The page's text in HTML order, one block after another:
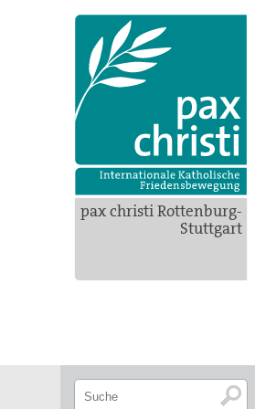
pax christi Rottenburg-
Stuttgart